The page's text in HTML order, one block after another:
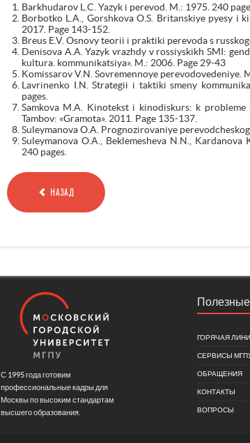
Barkhudarov L.C. Yazyk i perevod. M.: 1975. 240
Borbotko L.A., Gorshkova O.S. Britanskiye pyesy i
2017. Page 143-152.
Breus E.V. Osnovy teorii i praktiki perevoda s
Denisova A.A. Yazyk vrazhdy v rossiyskikh SMI:
kultura. kommunikatsiya». M.: 2006. Page 29-43
Komissarov V.N. Sovremennoye perevodovedeniye.
Lavrinenko I.N. Strategii i taktiki smeny
pages.
Samkova M.A. Kinotekst i kinodiskurs: k
Tambov: «Gramota». 2011. Page 135-137.
Suleymanova O.A. Prognozirovaniye
Suleymanova O.A., Beklemesheva N.N.,
240 pages.
НАЗАД
С 1995 года готовим
профессиональные кадры для
Москвы по высоким стандартам
высшего образования.
ГОРЯЧАЯ
СЕРВИСЫ
ОБРАЩЕНИЯ
КОНТАКТЫ
ВОПРОСЫ